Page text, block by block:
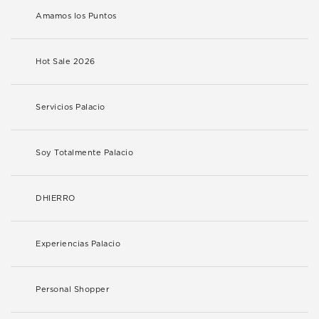
Amamos los Puntos
Hot Sale 2026
Servicios Palacio
Soy Totalmente Palacio
DHIERRO
Experiencias Palacio
Personal Shopper